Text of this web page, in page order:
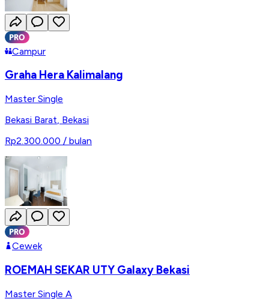
Campur
Graha Hera Kalimalang
Master Single
Bekasi Barat, Bekasi
Rp2.300.000 / bulan
Cewek
ROEMAH SEKAR UTY Galaxy Bekasi
Master Single A